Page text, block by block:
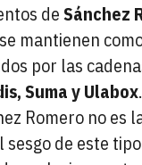
deSánchez
mantienen
por las
Suma y Ulabox
Romero no es
sesgo de este